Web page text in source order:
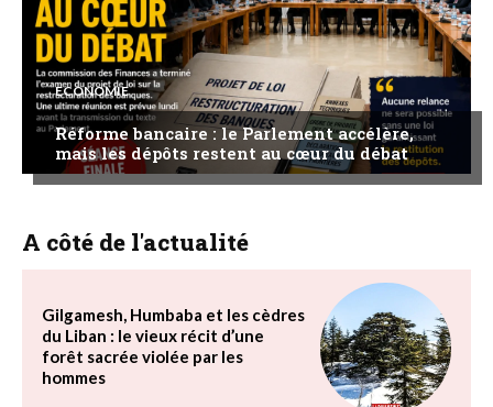
ECONOMIE
Réforme bancaire : le Parlement accélère,
mais les dépôts restent au cœur du débat
A côté de l'actualité
Gilgamesh, Humbaba et les cèdres
du Liban : le vieux récit d’une
forêt sacrée violée par les
hommes